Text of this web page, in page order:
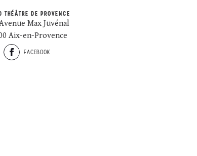
THÉÂTRE DE PROVENCE
Max Juvénal
Aix-en-Provence
FACEBOOK